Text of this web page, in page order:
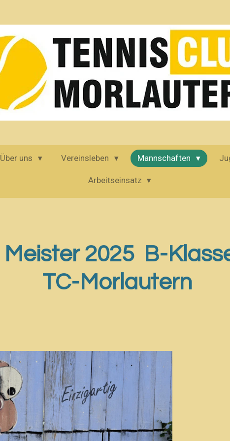
Über uns Vereinsleben Mannschaften
Arbeitseinsatz
Meister 2025 B-
TC-Morlautern